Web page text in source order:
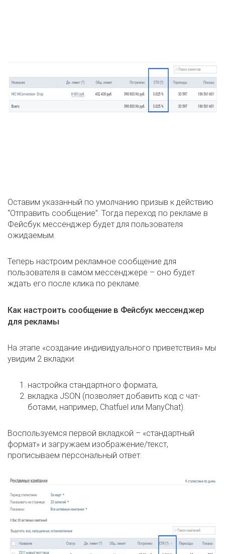
Оставим указанный по умолчанию призыв к действию
“Отправить сообщение”. Тогда переход по рекламе в
Фейсбук мессенджер будет для пользователя
ожидаемым.
Теперь настроим рекламное сообщение для
пользователя в самом мессенджере – оно будет
ждать его после клика по рекламе.
Как настроить сообщение в Фейсбук мессенджер
для рекламы
На этапе «создание индивидуального приветствия» мы
увидим 2 вкладки:
настройка стандартного формата,
вкладка JSON (позволяет добавить код с чат-
ботами, например, Chatfuel или ManyChat).
Воспользуемся первой вкладкой – «стандартный
формат» и загружаем изображение/текст,
прописываем персональный ответ: